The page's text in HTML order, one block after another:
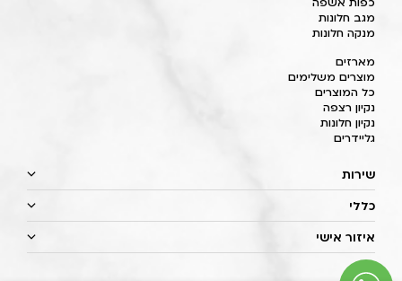
מגב חלונות
מנקה חלונות
מארזים
מוצרים משלימים
כל המוצרים
נקיון רצפה
נקיון חלונות
גליידרים
שירות
כללי
איזור אישי